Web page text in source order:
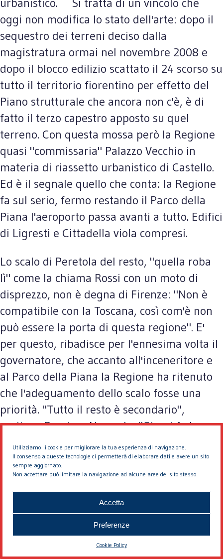
Utilizziamo i cookie per migliorare la tua esperienza di navigazione.
Il consenso a queste tecnologie ci permetterà di elaborare dati e avere un sito
sempre aggiornato.
Non accettare può limitare la navigazione ad alcune aree del sito stesso.
Accetta
Preferenze
Cookie Policy
oggi non modifica lo stato dell'arte: dopo il
sequestro dei terreni deciso dalla
magistratura ormai nel novembre 2008 e
dopo il blocco edilizio scattato il 24 scorso su
tutto il territorio fiorentino per effetto del
Piano strutturale che ancora non c'è, è di
fatto il terzo capestro apposto su quel
terreno. Con questa mossa però la Regione
quasi "commissaria" Palazzo Vecchio in
materia di riassetto urbanistico di Castello.
Ed è il segnale quello che conta: la Regione
fa sul serio, fermo restando il Parco della
Piana l'aeroporto passa avanti a tutto. Edifici
di Ligresti e Cittadella viola compresi.
Lo scalo di Peretola del resto, "quella roba
lì" come la chiama Rossi con un moto di
disprezzo, non è degna di Firenze: "Non è
compatibile con la Toscana, così com'è non
può essere la porta di questa regione". E'
per questo, ribadisce per l'ennesima volta il
governatore, che accanto all'inceneritore e
al Parco della Piana la Regione ha ritenuto
che l'adeguamento dello scalo fosse una
priorità. "Tutto il resto è secondario",
sostiene Rossi. Non solo: "Giorni fa ho
preso l'aereo per Parigi, la Scuola dei
carabinieri è proprio sotto, se si potessero
aprire i finestrini ci si potrebbe tirare sopra
qualcosa con una fionda. Non ci si può
mettere tutto su quell'area. E la Regione ha
già scelto l'aeroporto come priorità". Rossi
non esplicita fino in fondo il suo pensiero,